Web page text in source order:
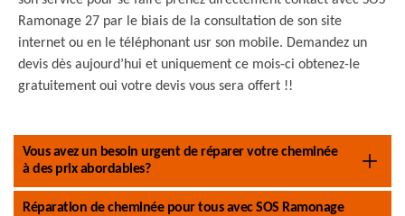
Ramonage 27 par le biais de la consultation de son site
internet ou en le téléphonant usr son mobile. Demandez un
devis dès aujourd’hui et uniquement ce mois-ci obtenez-le
gratuitement oui votre devis vous sera offert !!
Vous avez un besoin urgent de réparer votre cheminée
à des prix abordables?
Réparation de cheminée pour tous avec SOS Ramonage